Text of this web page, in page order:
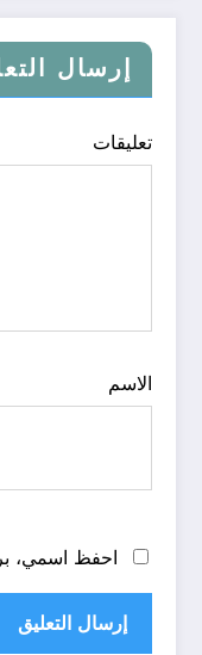
إرسال
تعليقات
الاسم
احفظ اسمي،